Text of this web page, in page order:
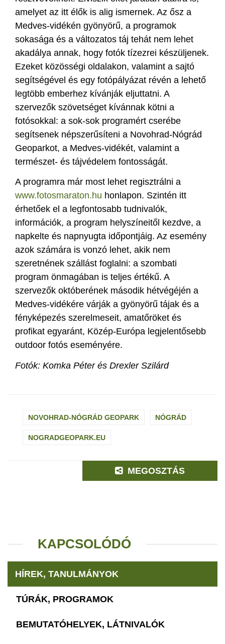
amelyet az itt élők is alig ismernek. Az ősz a
Medves-vidékén gyönyörű, a programok
sokasága és a változatos táj tehát nem lehet
akadálya annak, hogy fotók tízezrei készüljenek.
Ezeket közösségi oldalakon, valamint a sajtó
segítségével és egy fotópályázat révén a lehető
legtöbb emberhez kívánják eljuttatni. A
szervezők szövetséget kívánnak kötni a
fotósokkal: a sok-sok programért cserébe
segítsenek népszerűsíteni a Novohrad-Nógrád
Geoparkot, a Medves-vidékét, valamint a
természet- és tájvédelem fontosságát.
A programra már most lehet regisztrálni a
www.fotosmaraton.hu honlapon. Szintén itt
érhetőek el a legfontosabb tudnivalók,
információk, a program helyszíneitől kezdve, a
napkelte és napnyugta időpontjáig. Az esemény
azok számára is vonzó lehet, akik nem
szeretnének szállást foglalni: a szombati
program önmagában is teljes értékű. A
szervezők októberének második hétvégéjén a
Medves-vidékére várják a gyönyörű tájak és a
fényképezés szerelmeseit, amatőröket és
profikat egyaránt, Közép-Európa legjelentősebb
outdoor fotós eseményére.
Fotók: Komka Péter és Drexler Szilárd
NOVOHRAD-NÓGRÁD GEOPARK NÓGRÁD
NOGRADGEOPARK.EU
MEGOSZTÁS
KAPCSOLÓDÓ
HÍREK, TANULMÁNYOK
TÚRÁK, PROGRAMOK
BEMUTATÓHELYEK, LÁTNIVALÓK